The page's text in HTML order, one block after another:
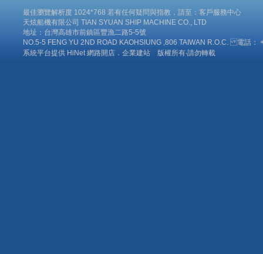
最佳瀏覽解析度 1024*768 若有任何疑問與指教，請至：客戶服務中心
天炫船機有限公司 TIAN SYUAN SHIP MACHINE CO., LTD
地址：台灣高雄市前鎮區豐漁二路5-5號
NO.5-5 FENG YU 2ND ROAD KAOHSIUNG ,806 TAIWAN R.O.C. 電話
系統平台提供 HiNet 網路開店．企業建站 版權所有‧請勿轉載